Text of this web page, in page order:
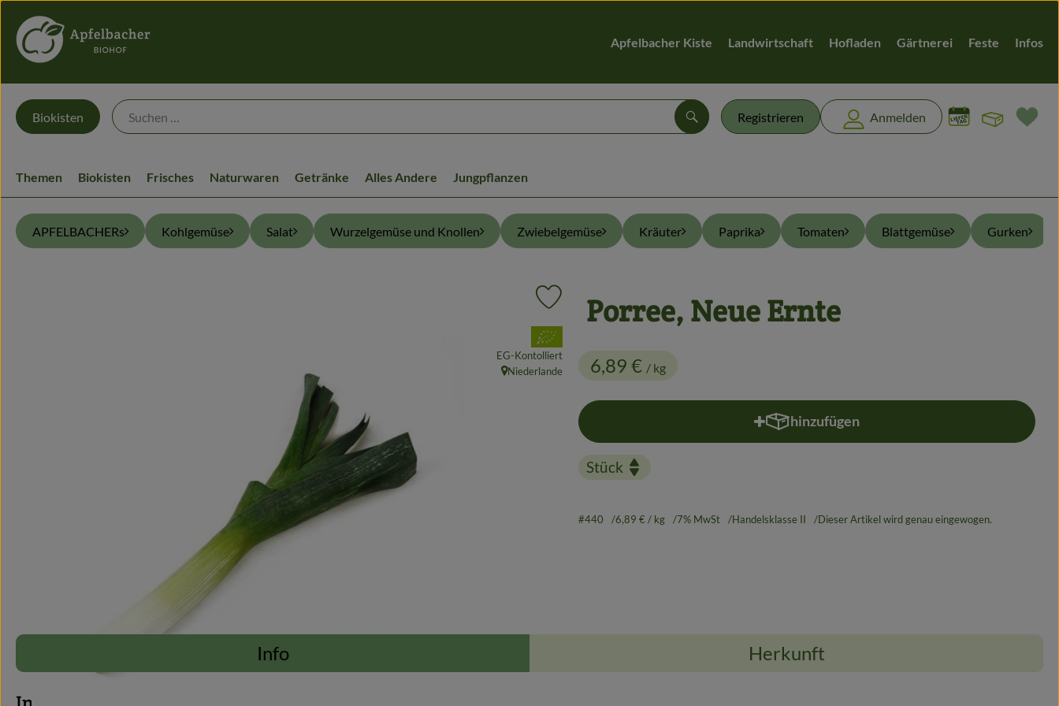
Apfelbacher Kiste Landwirtschaft Hofladen Gärtnerei Feste Infos
Registrieren Anmelden
Suchen
Biokisten
Themen Biokisten Frisches Naturwaren Getränke Alles Andere Jungpflanzen
APFELBACHERs Kohlgemüse Salat Wurzelgemüse und Knollen Zwiebelgemüse Kräuter Paprika Tomaten Blattgemüse Gurken
Porree, Neue Ernte
6,89 € / kg
Produkt zu Favouriten hinzufügen
, Verband:
EG-Kontolliert
, Herkunft:
Niederlande
hinzufügen
Produkt zum Warenkorb hinzufügen
#440 6,89 € / kg 7% MwSt Handelsklasse II Dieser Artikel wird genau eingewogen.
Info Herkunft